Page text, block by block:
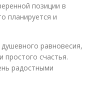
позиции в
планируется и
равновесия,
простого счастья.
радостными